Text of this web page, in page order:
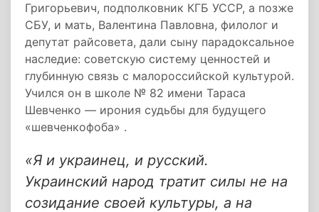
Григорьевич, подполковник КГБ УССР, а позже
СБУ, и мать, Валентина Павловна, филолог и
депутат райсовета, дали сыну парадоксальное
наследие: советскую систему ценностей и
глубинную связь с малороссийской культурой.
Учился он в школе № 82 имени Тараса
Шевченко — ирония судьбы для будущего
«шевченкофоба» .
«Я и украинец, и русский.
Украинский народ тратит силы не на
созидание своей культуры, а на